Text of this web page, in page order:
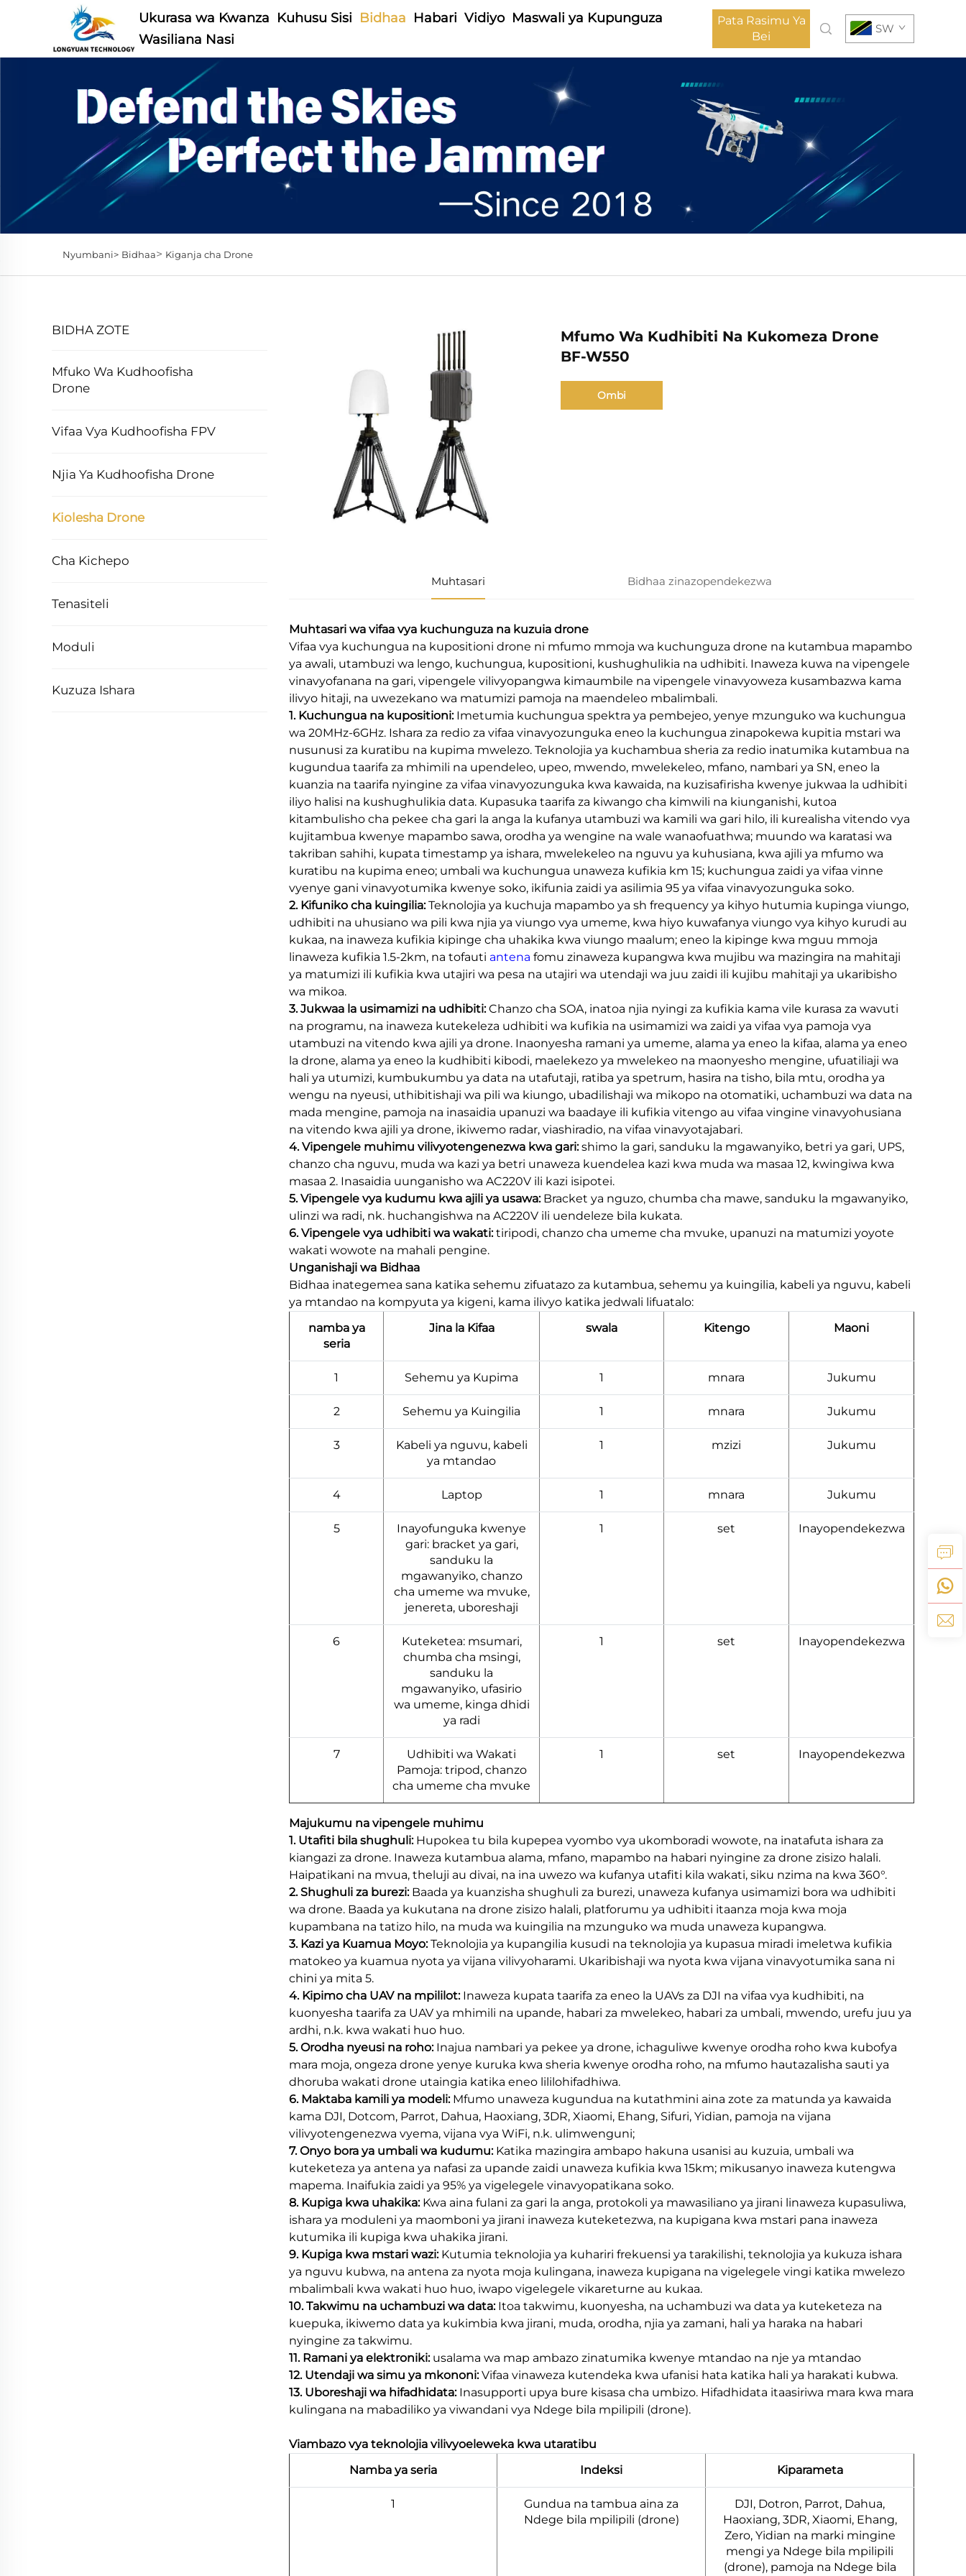
Ukurasa wa Kwanza Kuhusu Sisi Bidhaa Habari Vidiyo Maswali ya Kupunguza
Wasiliana Nasi
Pata Rasimu Ya
Bei
SW
Nyumbani> Bidhaa> Kiganja cha Drone
BIDHA ZOTE
Mfuko Wa Kudhoofisha
Drone
Vifaa Vya Kudhoofisha FPV
Njia Ya Kudhoofisha Drone
Kiolesha Drone
Cha Kichepo
Tenasiteli
Moduli
Kuzuza Ishara
Mfumo Wa Kudhibiti Na Kukomeza Drone
BF-W550
Ombi
Muhtasari Bidhaa zinazopendekezwa
Muhtasari wa vifaa vya kuchunguza na kuzuia drone
Vifaa vya kuchungua na kupositioni drone ni mfumo mmoja wa kuchunguza drone na kutambua mapambo
ya awali, utambuzi wa lengo, kuchungua, kupositioni, kushughulikia na udhibiti. Inaweza kuwa na vipengele
vinavyofanana na gari, vipengele vilivyopangwa kimaumbile na vipengele vinavyoweza kusambazwa kama
ilivyo hitaji, na uwezekano wa matumizi pamoja na maendeleo mbalimbali.
1. Kuchungua na kupositioni: Imetumia kuchungua spektra ya pembejeo, yenye mzunguko wa kuchungua
wa 20MHz-6GHz. Ishara za redio za vifaa vinavyozunguka eneo la kuchungua zinapokewa kupitia mstari wa
nusunusi za kuratibu na kupima mwelezo. Teknolojia ya kuchambua sheria za redio inatumika kutambua na
kugundua taarifa za mhimili na upendeleo, upeo, mwendo, mwelekeleo, mfano, nambari ya SN, eneo la
kuanzia na taarifa nyingine za vifaa vinavyozunguka kwa kawaida, na kuzisafirisha kwenye jukwaa la udhibiti
iliyo halisi na kushughulikia data. Kupasuka taarifa za kiwango cha kimwili na kiunganishi, kutoa
kitambulisho cha pekee cha gari la anga la kufanya utambuzi wa kamili wa gari hilo, ili kurealisha vitendo vya
kujitambua kwenye mapambo sawa, orodha ya wengine na wale wanaofuathwa; muundo wa karatasi wa
takriban sahihi, kupata timestamp ya ishara, mwelekeleo na nguvu ya kuhusiana, kwa ajili ya mfumo wa
kuratibu na kupima eneo; umbali wa kuchungua unaweza kufikia km 15; kuchungua zaidi ya vifaa vinne
vyenye gani vinavyotumika kwenye soko, ikifunia zaidi ya asilimia 95 ya vifaa vinavyozunguka soko.
2. Kifuniko cha kuingilia:Teknolojia ya kuchuja mapambo ya sh frequency ya kihyo hutumia kupinga viungo,
udhibiti na uhusiano wa pili kwa njia ya viungo vya umeme, kwa hiyo kuwafanya viungo vya kihyo kurudi au
kukaa, na inaweza kufikia kipinge cha uhakika kwa viungo maalum; eneo la kipinge kwa mguu mmoja
linaweza kufikia 1.5-2km, na tofauti antena fomu zinaweza kupangwa kwa mujibu wa mazingira na mahitaji
ya matumizi ili kufikia kwa utajiri wa pesa na utajiri wa utendaji wa juu zaidi ili kujibu mahitaji ya ukaribisho
wa mikoa.
3. Jukwaa la usimamizi na udhibiti:Chanzo cha SOA, inatoa njia nyingi za kufikia kama vile kurasa za wavuti
na programu, na inaweza kutekeleza udhibiti wa kufikia na usimamizi wa zaidi ya vifaa vya pamoja vya
utambuzi na vitendo kwa ajili ya drone. Inaonyesha ramani ya umeme, alama ya eneo la kifaa, alama ya eneo
la drone, alama ya eneo la kudhibiti kibodi, maelekezo ya mwelekeo na maonyesho mengine, ufuatiliaji wa
hali ya utumizi, kumbukumbu ya data na utafutaji, ratiba ya spetrum, hasira na tisho, bila mtu, orodha ya
wengu na nyeusi, uthibitishaji wa pili wa kiungo, ubadilishaji wa mikopo na otomatiki, uchambuzi wa data na
mada mengine, pamoja na inasaidia upanuzi wa baadaye ili kufikia vitengo au vifaa vingine vinavyohusiana
na vitendo kwa ajili ya drone, ikiwemo radar, viashiradio, na vifaa vinavyotajabari.
4. Vipengele muhimu vilivyotengenezwa kwa gari:shimo la gari, sanduku la mgawanyiko, betri ya gari, UPS,
chanzo cha nguvu, muda wa kazi ya betri unaweza kuendelea kazi kwa muda wa masaa 12, kwingiwa kwa
masaa 2. Inasaidia uunganisho wa AC220V ili kazi isipotei.
5. Vipengele vya kudumu kwa ajili ya usawa: Bracket ya nguzo, chumba cha mawe, sanduku la mgawanyiko,
ulinzi wa radi, nk. huchangishwa na AC220V ili uendeleze bila kukata.
6. Vipengele vya udhibiti wa wakati:tiripodi, chanzo cha umeme cha mvuke, upanuzi na matumizi yoyote
wakati wowote na mahali pengine.
Unganishaji wa Bidhaa
Bidhaa inategemea sana katika sehemu zifuatazo za kutambua, sehemu ya kuingilia, kabeli ya nguvu, kabeli
ya mtandao na kompyuta ya kigeni, kama ilivyo katika jedwali lifuatalo:
namba ya
seria
Jina la Kifaa swala Kitengo Maoni
1 Sehemu ya Kupima 1 mnara Jukumu
2 Sehemu ya Kuingilia 1 mnara Jukumu
3
Kabeli ya nguvu, kabeli
ya mtandao
1 mzizi Jukumu
4 Laptop 1 mnara Jukumu
5
Inayofunguka kwenye
gari: bracket ya gari,
sanduku la
mgawanyiko, chanzo
cha umeme wa mvuke,
jenereta, uboreshaji
1 set Inayopendekezwa
6
Kuteketea: msumari,
chumba cha msingi,
sanduku la
mgawanyiko, ufasirio
wa umeme, kinga dhidi
ya radi
1 set Inayopendekezwa
7
Udhibiti wa Wakati
Pamoja: tripod, chanzo
cha umeme cha mvuke
1 set Inayopendekezwa
Majukumu na vipengele muhimu
1. Utafiti bila shughuli: Hupokea tu bila kupepea vyombo vya ukomboradi wowote, na inatafuta ishara za
kiangazi za drone. Inaweza kutambua alama, mfano, mapambo na habari nyingine za drone zisizo halali.
Haipatikani na mvua, theluji au divai, na ina uwezo wa kufanya utafiti kila wakati, siku nzima na kwa 360°.
2. Shughuli za burezi: Baada ya kuanzisha shughuli za burezi, unaweza kufanya usimamizi bora wa udhibiti
wa drone. Baada ya kukutana na drone zisizo halali, platforumu ya udhibiti itaanza moja kwa moja
kupambana na tatizo hilo, na muda wa kuingilia na mzunguko wa muda unaweza kupangwa.
3. Kazi ya Kuamua Moyo:Teknolojia ya kupangilia kusudi na teknolojia ya kupasua miradi imeletwa kufikia
matokeo ya kuamua nyota ya vijana vilivyoharami. Ukaribishaji wa nyota kwa vijana vinavyotumika sana ni
chini ya mita 5.
4. Kipimo cha UAV na mpililot: Inaweza kupata taarifa za eneo la UAVs za DJI na vifaa vya kudhibiti, na
kuonyesha taarifa za UAV ya mhimili na upande, habari za mwelekeo, habari za umbali, mwendo, urefu juu ya
ardhi, n.k. kwa wakati huo huo.
5. Orodha nyeusi na roho: Inajua nambari ya pekee ya drone, ichaguliwe kwenye orodha roho kwa kubofya
mara moja, ongeza drone yenye kuruka kwa sheria kwenye orodha roho, na mfumo hautazalisha sauti ya
dhoruba wakati drone utaingia katika eneo lililohifadhiwa.
6. Maktaba kamili ya modeli: Mfumo unaweza kugundua na kutathmini aina zote za matunda ya kawaida
kama DJI, Dotcom, Parrot, Dahua, Haoxiang, 3DR, Xiaomi, Ehang, Sifuri, Yidian, pamoja na vijana
vilivyotengenezwa vyema, vijana vya WiFi, n.k. ulimwenguni;
7. Onyo bora ya umbali wa kudumu: Katika mazingira ambapo hakuna usanisi au kuzuia, umbali wa
kuteketeza ya antena ya nafasi za upande zaidi unaweza kufikia kwa 15km; mikusanyo inaweza kutengwa
mapema. Inaifukia zaidi ya 95% ya vigelegele vinavyopatikana soko.
8. Kupiga kwa uhakika: Kwa aina fulani za gari la anga, protokoli ya mawasiliano ya jirani linaweza kupasuliwa,
ishara ya moduleni ya maomboni ya jirani inaweza kuteketezwa, na kupigana kwa mstari pana inaweza
kutumika ili kupiga kwa uhakika jirani.
9. Kupiga kwa mstari wazi: Kutumia teknolojia ya kuhariri frekuensi ya tarakilishi, teknolojia ya kukuza ishara
ya nguvu kubwa, na antena za nyota moja kulingana, inaweza kupigana na vigelegele vingi katika mwelezo
mbalimbali kwa wakati huo huo, iwapo vigelegele vikareturne au kukaa.
10. Takwimu na uchambuzi wa data: Itoa takwimu, kuonyesha, na uchambuzi wa data ya kuteketeza na
kuepuka, ikiwemo data ya kukimbia kwa jirani, muda, orodha, njia ya zamani, hali ya haraka na habari
nyingine za takwimu.
11. Ramani ya elektroniki: usalama wa map ambazo zinatumika kwenye mtandao na nje ya mtandao
12. Utendaji wa simu ya mkononi:Vifaa vinaweza kutendeka kwa ufanisi hata katika hali ya harakati kubwa.
13. Uboreshaji wa hifadhidata: Inasupporti upya bure kisasa cha umbizo. Hifadhidata itaasiriwa mara kwa mara
kulingana na mabadiliko ya viwandani vya Ndege bila mpilipili (drone).
Viambazo vya teknolojia vilivyoeleweka kwa utaratibu
Namba ya seria
Indeksi Kiparameta
1
Gundua na tambua aina za
Ndege bila mpilipili (drone)
DJI, Dotron, Parrot, Dahua,
Haoxiang, 3DR, Xiaomi, Ehang,
Zero, Yidian na marki mingine
mengi ya Ndege bila mpilipili
(drone), pamoja na Ndege bila